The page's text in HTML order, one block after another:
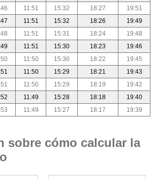
11:51 15:32 18:27
19:51
11:51 15:32 18:26
19:49
11:51 15:31 18:24
19:48
11:51 15:30 18:23
19:46
11:50 15:30 18:22
19:45
11:50 15:29 18:21
19:43
11:50 15:29 18:19
19:42
11:49 15:28 18:18
19:40
11:49 15:27 18:17 19:39
sobre cómo calcular la